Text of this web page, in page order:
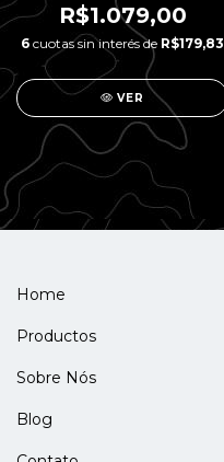
R$1.079,00
6 cuotas sin interés de R$179,83
VER
Home
Productos
Sobre Nós
Blog